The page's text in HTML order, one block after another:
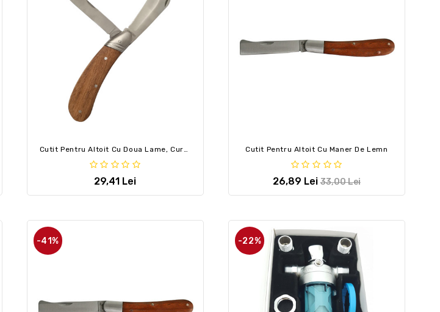
29,41 Lei
Cutit Pentru Altoit Cu Maner De Lemn
26,89 Lei 33,00 Lei
-41% -22%